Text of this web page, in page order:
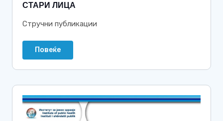
СТАРИ ЛИЦА
Стручни публикации
Повеќе